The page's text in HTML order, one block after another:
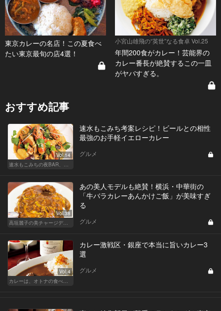
東京カレーの名店！この夏食べ
たい東京最旬の店4選！
小宮山雄飛の“英世”なる食卓 Vol.25
年間200食がカレー！芸能界の
カレー番長が絶賛するこの一皿
がヤバすぎる。
おすすめ記事
Vol.14
速水もこみちの夜BAR、夜メシ、夜レシピ
速水もこみち考案レシピ！ビールとの相性
最強のお手軽イエローカレー
グルメ
Vol.38
高垣麗子の美チャージディナー
あの美人モデルも絶賛！横浜・中華街の
「牛バラカレーあんかけご飯」が美味すぎ
る
グルメ
Vol.4
カレーは、オトナの食べ物です。
カレー激戦区・銀座で本当に旨いカレー3
選
グルメ